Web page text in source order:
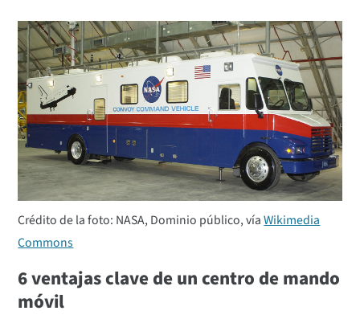
Crédito de la foto: NASA, Dominio público, víaWikimedia
Commons
6 ventajas clave de un centro de mando
móvil